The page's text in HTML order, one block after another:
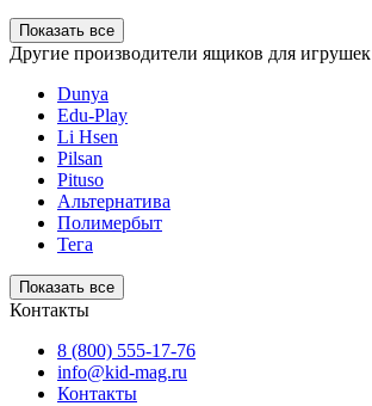
Показать все
Другие производители ящиков для игрушек
Dunya
Edu-Play
Li Hsen
Pilsan
Pituso
Альтернатива
Полимербыт
Тега
Показать все
Контакты
8 (800) 555-17-76
info@kid-mag.ru
Контакты